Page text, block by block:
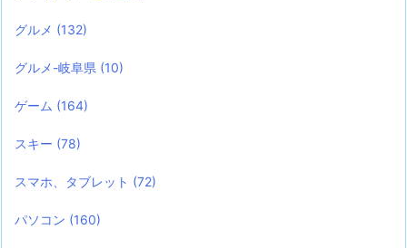
グルメ (132)
グルメ-岐阜県 (10)
ゲーム (164)
スキー (78)
スマホ、タブレット (72)
パソコン (160)